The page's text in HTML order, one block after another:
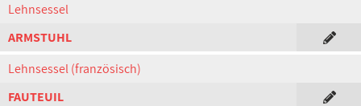
Lehnsessel
ARMSTUHL
Lehnsessel (französisch)
FAUTEUIL